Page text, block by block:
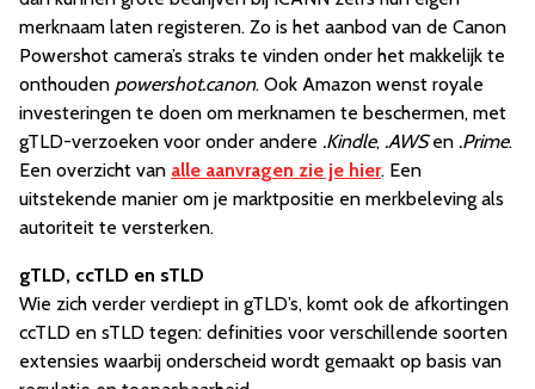
merknaam laten registeren. Zo is het aanbod van de Canon
Powershot camera’s straks te vinden onder het makkelijk te
onthouden powershot.canon. Ook Amazon wenst royale
investeringen te doen om merknamen te beschermen, met
gTLD-verzoeken voor onder andere .Kindle, .AWSen .Prime.
Een overzicht van alle aanvragen zie je hier. Een
uitstekende manier om je marktpositie en merkbeleving als
autoriteit te versterken.
gTLD, ccTLD en sTLD
Wie zich verder verdiept in gTLD’s, komt ook de afkortingen
ccTLD en sTLD tegen: definities voor verschillende soorten
extensies waarbij onderscheid wordt gemaakt op basis van